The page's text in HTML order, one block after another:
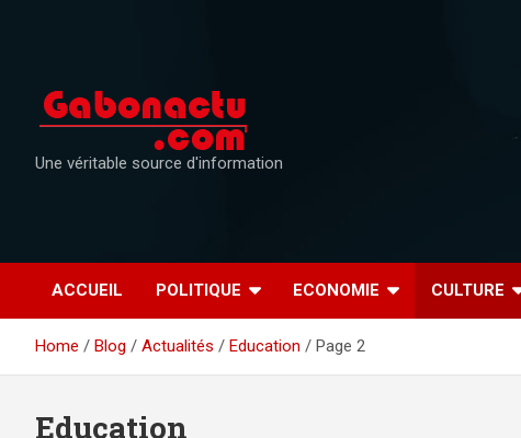
Une véritable source d'information
ACCUEIL POLITIQUE ECONOMIE CULTURE
Home Blog Actualités Education Page 2
Education